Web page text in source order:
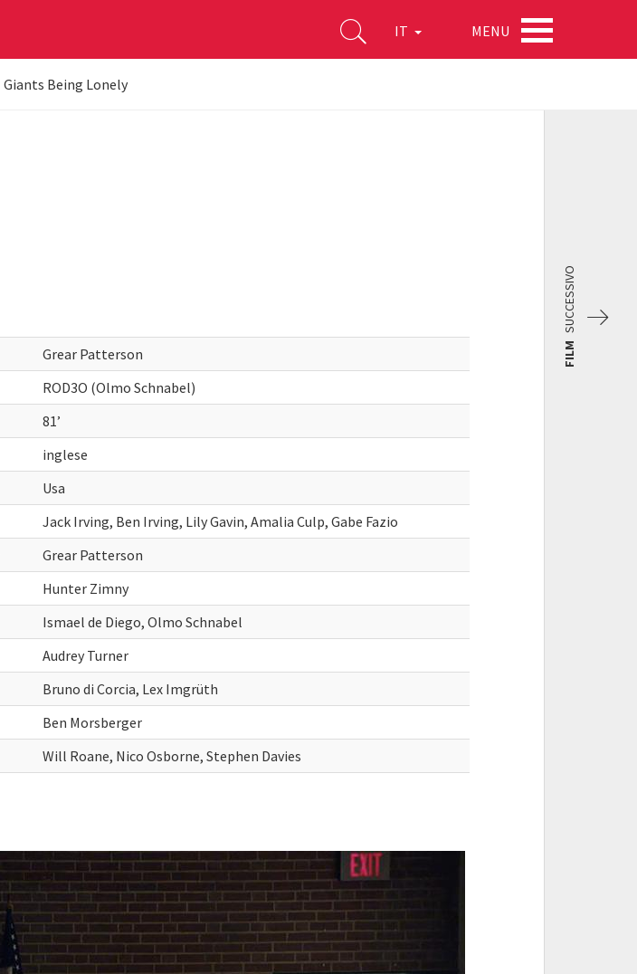
IT MENU
Giants Being Lonely
Grear Patterson
ROD3O (Olmo Schnabel)
81’
inglese
Usa
Jack Irving, Ben Irving, Lily Gavin, Amalia Culp, Gabe Fazio
Grear Patterson
Hunter Zimny
Ismael de Diego, Olmo Schnabel
Audrey Turner
Bruno di Corcia, Lex Imgrüth
Ben Morsberger
Will Roane, Nico Osborne, Stephen Davies
FILM
SUCCESSIVO